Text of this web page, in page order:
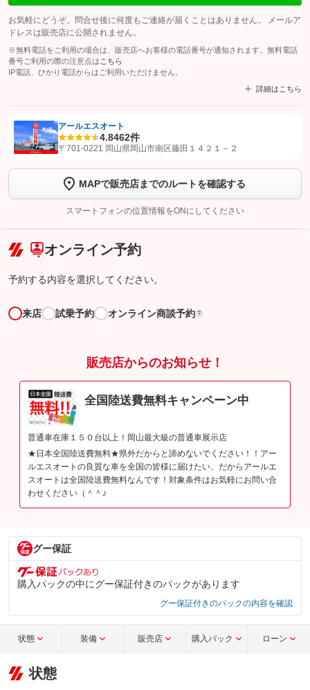
お気軽にどうぞ。問合せ後に何度もご連絡が届くことはありません。 メールア
ドレスは販売店に公開されません。
※無料電話をご利用の場合は、販売店へお客様の電話番号が通知されます。無料電話
番号ご利用の際の注意点は こちら
IP電話、ひかり電話からはご利用いただけません。
詳細はこちら
【STEP1】認証画面でグーネットを友だち追加してから「許可する」ボタンを押
トーク画面で
ボタンをタップして問い合わせを
完了してください。
こちら
アールエスオート
4.8462件
〒701-0221 岡山県岡山市南区藤田１４２１－２
MAPで販売店までのルートを確認する
スマートフォンの位置情報をONにしてください
オンライン予約
予約する内容を選択してください。
来店 試乗予約 オンライン商談予約 ?
販売店からのお知らせ！
全国陸送費無料キャンペーン中
普通車在庫１５０台以上！岡山最大級の普通車展示店
★日本全国陸送費無料★県外だからと諦めないでください！！アー
ルエスオートの良質な車を全国の皆様に届けたい、だからアールエ
スオートは全国陸送費無料なんです！対象条件はお気軽にお問い合
わせください（＾＾♪
グー保証
購入パックの中にグー保証付きのパックがあります
グー保証付きのパックの内容を確認
状態 装備 販売店 購入パック ローン
状態